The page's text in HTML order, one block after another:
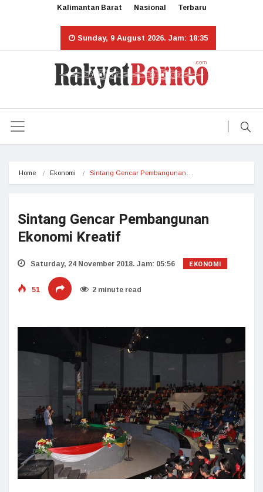
Kalimantan Barat Nasional Terbaru
Sunday, 9 August 2026. Jam: 18:35
Home Ekonomi Sintang Gencar Pembangunan…
Sintang Gencar Pembangunan
Ekonomi Kreatif
Saturday, 24 November 2018. Jam: 05:56 EKONOMI
51 2 minute read